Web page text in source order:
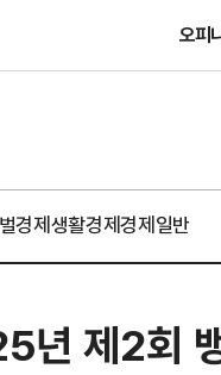
오피
경제생활경제경제일반
년 제2회